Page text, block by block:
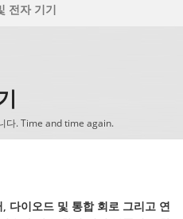
전자 기기
다. Time and time again.
다이오드 및 통합 회로 그리고 연